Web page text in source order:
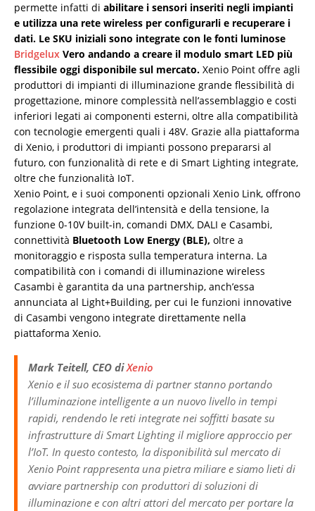
permette infatti di abilitare i sensori inseriti negli impianti
e utilizza una rete wireless per configurarli e recuperare i
dati. Le SKU iniziali sono integrate con le fonti luminose
Bridgelux Vero andando a creare il modulo smart LED più
flessibile oggi disponibile sul mercato. Xenio Point offre agli
produttori di impianti di illuminazione grande flessibilità di
progettazione, minore complessità nell’assemblaggio e costi
inferiori legati ai componenti esterni, oltre alla compatibilità
con tecnologie emergenti quali i 48V. Grazie alla piattaforma
di Xenio, i produttori di impianti possono prepararsi al
futuro, con funzionalità di rete e di Smart Lighting integrate,
oltre che funzionalità IoT.
Xenio Point, e i suoi componenti opzionali Xenio Link, offrono
regolazione integrata dell’intensità e della tensione, la
funzione 0-10V built-in, comandi DMX, DALI e Casambi,
connettività Bluetooth Low Energy (BLE), oltre a
monitoraggio e risposta sulla temperatura interna. La
compatibilità con i comandi di illuminazione wireless
Casambi è garantita da una partnership, anch’essa
annunciata al Light+Building, per cui le funzioni innovative
di Casambi vengono integrate direttamente nella
piattaforma Xenio.
Mark Teitell, CEO diXenio
Xenio e il suo ecosistema di partner stanno portando
l’illuminazione intelligente a un nuovo livello in tempi
rapidi, rendendo le reti integrate nei soffitti basate su
infrastrutture di Smart Lighting il migliore approccio per
l’IoT. In questo contesto, la disponibilità sul mercato di
Xenio Point rappresenta una pietra miliare e siamo lieti di
avviare partnership con produttori di soluzioni di
illuminazione e con altri attori del mercato per portare la